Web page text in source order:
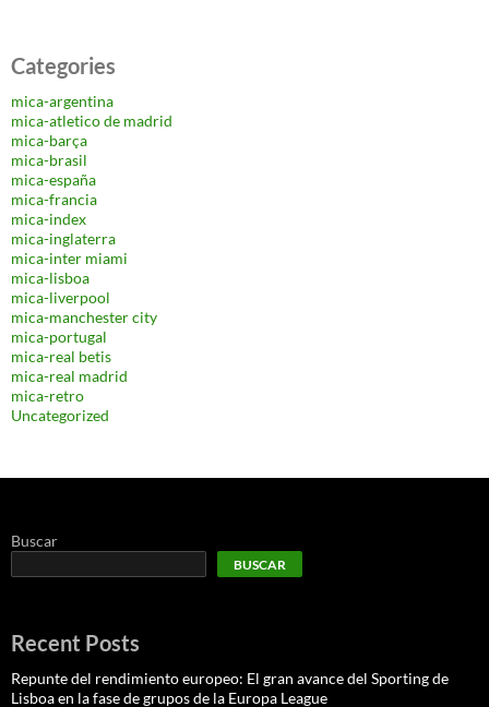
Categories
mica-argentina
mica-atletico de madrid
mica-barça
mica-brasil
mica-españa
mica-francia
mica-index
mica-inglaterra
mica-inter miami
mica-lisboa
mica-liverpool
mica-manchester city
mica-portugal
mica-real betis
mica-real madrid
mica-retro
Uncategorized
Buscar
BUSCAR
Recent Posts
Repunte del rendimiento europeo: El gran avance del Sporting de
Lisboa en la fase de grupos de la Europa League